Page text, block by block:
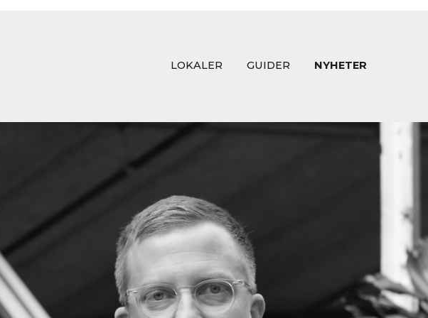
LOKALER GUIDER NYHETER